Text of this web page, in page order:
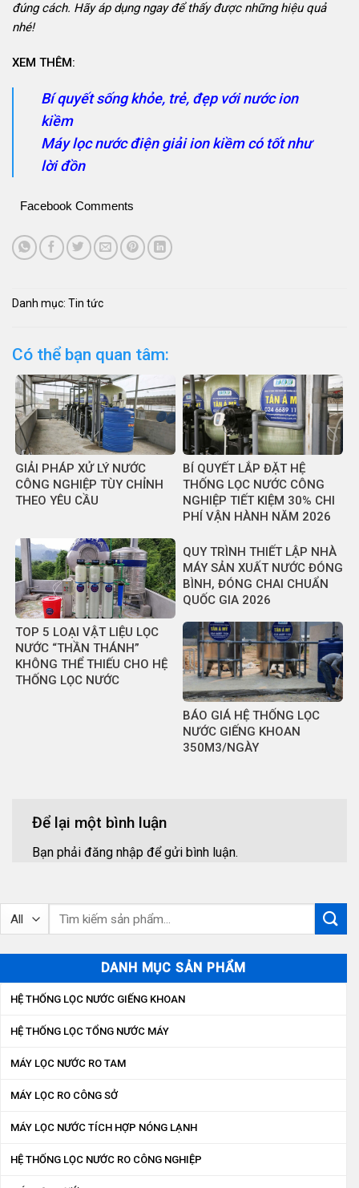
đúng cách. Hãy áp dụng ngay để thấy được những hiệu quả
nhé!
XEM THÊM:
Bí quyết sống khỏe, trẻ, đẹp với nước ion
kiềm
Máy lọc nước điện giải ion kiềm có tốt như
lời đồn
Facebook Comments
Danh mục: Tin tức
Có thể bạn quan tâm:
GIẢI PHÁP XỬ LÝ NƯỚC
CÔNG NGHIỆP TÙY CHỈNH
THEO YÊU CẦU
BÍ QUYẾT LẮP ĐẶT HỆ
THỐNG LỌC NƯỚC CÔNG
NGHIỆP TIẾT KIỆM 30% CHI
PHÍ VẬN HÀNH NĂM 2026
TOP 5 LOẠI VẬT LIỆU LỌC
NƯỚC “THẦN THÁNH”
KHÔNG THỂ THIẾU CHO HỆ
THỐNG LỌC NƯỚC
QUY TRÌNH THIẾT LẬP NHÀ
MÁY SẢN XUẤT NƯỚC ĐÓNG
BÌNH, ĐÓNG CHAI CHUẨN
QUỐC GIA 2026
BÁO GIÁ HỆ THỐNG LỌC
NƯỚC GIẾNG KHOAN
350M3/NGÀY
Để lại một bình luận
Bạn phải đăng nhập để gửi bình luận.
Tìm
DANH MỤC SẢN PHẨM
HỆ THỐNG LỌC NƯỚC GIẾNG KHOAN
HỆ THỐNG LỌC TỔNG NƯỚC MÁY
MÁY LỌC NƯỚC RO TAM
MÁY LỌC RO CÔNG SỞ
MÁY LỌC NƯỚC TÍCH HỢP NÓNG LẠNH
HỆ THỐNG LỌC NƯỚC RO CÔNG NGHIỆP